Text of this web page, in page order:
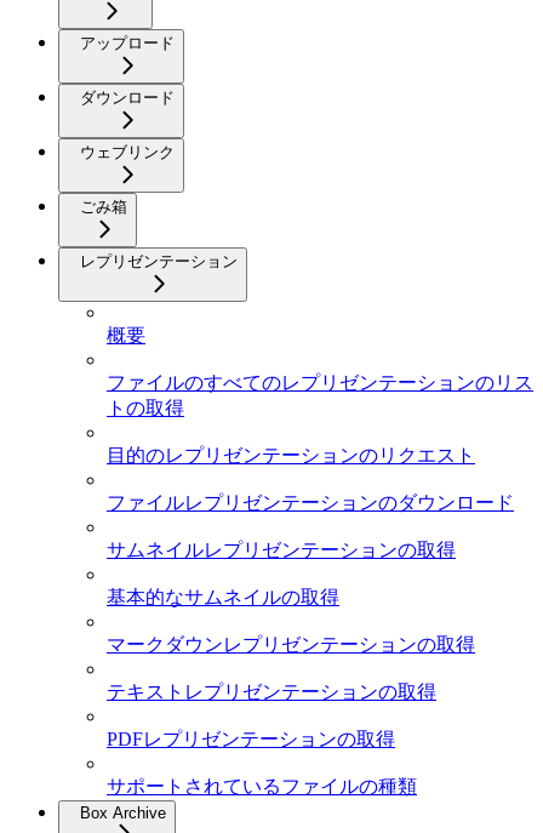
アップロード
ダウンロード
ウェブリンク
ごみ箱
レプリゼンテーション
概要
ファイルのすべてのレプリゼンテーションのリス
トの取得
目的のレプリゼンテーションのリクエスト
ファイルレプリゼンテーションのダウンロード
サムネイルレプリゼンテーションの取得
基本的なサムネイルの取得
マークダウンレプリゼンテーションの取得
テキストレプリゼンテーションの取得
PDFレプリゼンテーションの取得
サポートされているファイルの種類
Box Archive